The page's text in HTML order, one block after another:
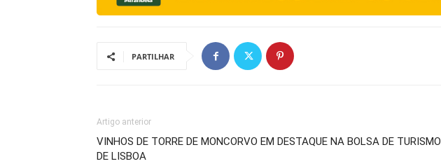
PARTILHAR
Artigo anterior
VINHOS DE TORRE DE MONCORVO EM DESTAQUE NA BOLSA DE TURISMO
DE LISBOA